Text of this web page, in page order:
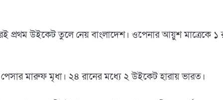
প্রথম উইকেট তুলে নেয় বাংলাদেশ। ওপেনার আয়ুশ মাত্রেকে ১
মারুফ মৃধা। ২৪ রানের মধ্যে ২ উইকেট হারায় ভারত।